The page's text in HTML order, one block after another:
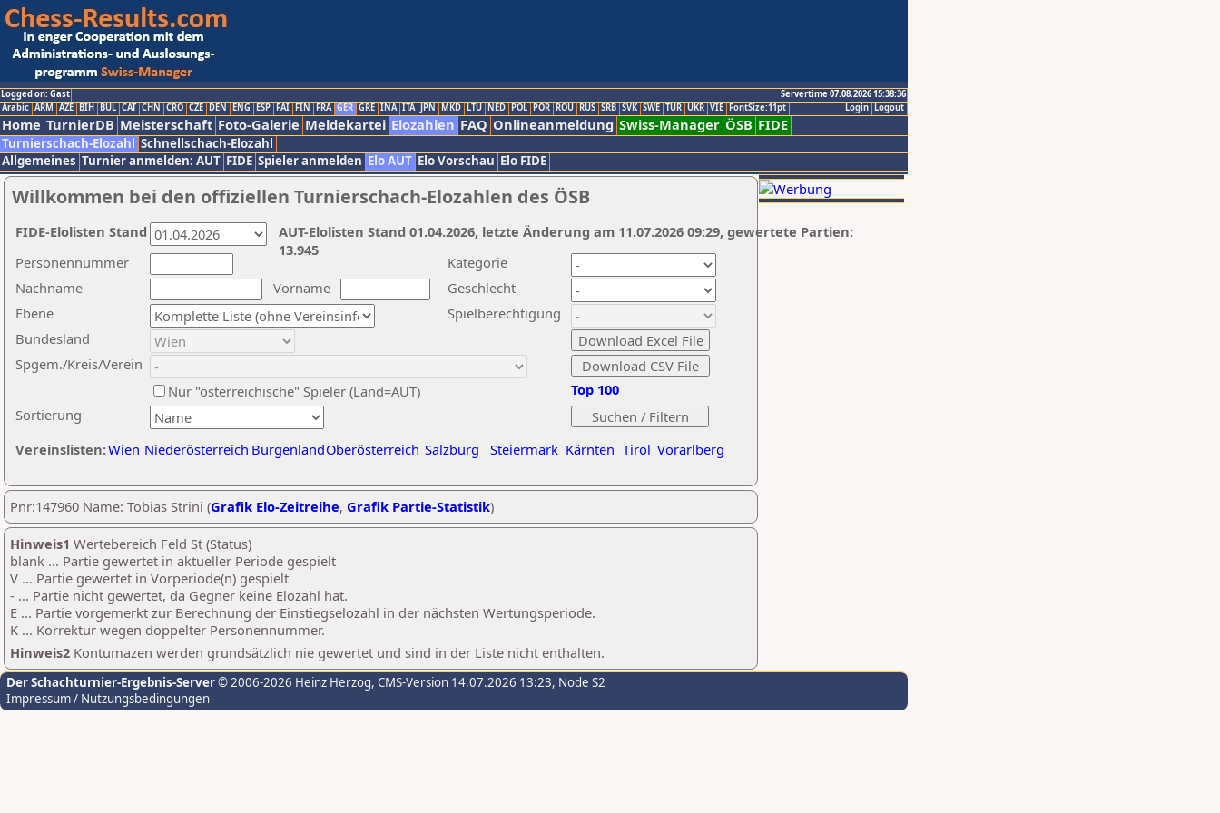
Logged on: Gast
Servertime 07.08.2026 15:38:36
Logout
Login
Arabic ARM AZE BIH BUL CAT CHN CRO CZE DEN ENG ESP FAI FIN FRA GER GRE INA ITA JPN MKD LTU NED POL POR ROU RUS SRB SVK SWE TUR UKR VIE FontSize:11pt
Home TurnierDB Meisterschaft Foto-Galerie Meldekartei Elozahlen FAQ Onlineanmeldung Swiss-Manager ÖSB FIDE
Turnierschach-Elozahl Schnellschach-Elozahl
Allgemeines Turnier anmelden: AUT FIDE Spieler anmelden Elo AUT Elo Vorschau Elo FIDE
Willkommen bei den offiziellen Turnierschach-Elozahlen des ÖSB
Nachname
Vorname
Ebene
Kategorie
Sortierung
Personennummer
Bundesland
Spgem./Kreis/Verein
Geschlecht
Nur "österreichische" Spieler (Land=AUT)
Spielberechtigung
Vereinslisten:Wien Niederösterreich BurgenlandOberösterreich Salzburg Steiermark Kärnten Tirol Vorarlberg
Top 100
AUT-Elolisten Stand 01.04.2026, letzte Änderung am 11.07.2026 09:29, gewertete Partien:
13.945
FIDE-Elolisten Stand
Pnr:147960 Name: Tobias Strini (Grafik Elo-Zeitreihe, Grafik Partie-Statistik)
Hinweis1 Wertebereich Feld St (Status)
blank ... Partie gewertet in aktueller Periode gespielt
V ... Partie gewertet in Vorperiode(n) gespielt
- ... Partie nicht gewertet, da Gegner keine Elozahl hat.
E ... Partie vorgemerkt zur Berechnung der Einstiegselozahl in der nächsten Wertungsperiode.
K ... Korrektur wegen doppelter Personennummer.
Hinweis2 Kontumazen werden grundsätzlich nie gewertet und sind in der Liste nicht enthalten.
Der Schachturnier-Ergebnis-Server© 2006-2026 Heinz Herzog, CMS-Version 14.07.2026 13:23, Node S2
Impressum / Nutzungsbedingungen